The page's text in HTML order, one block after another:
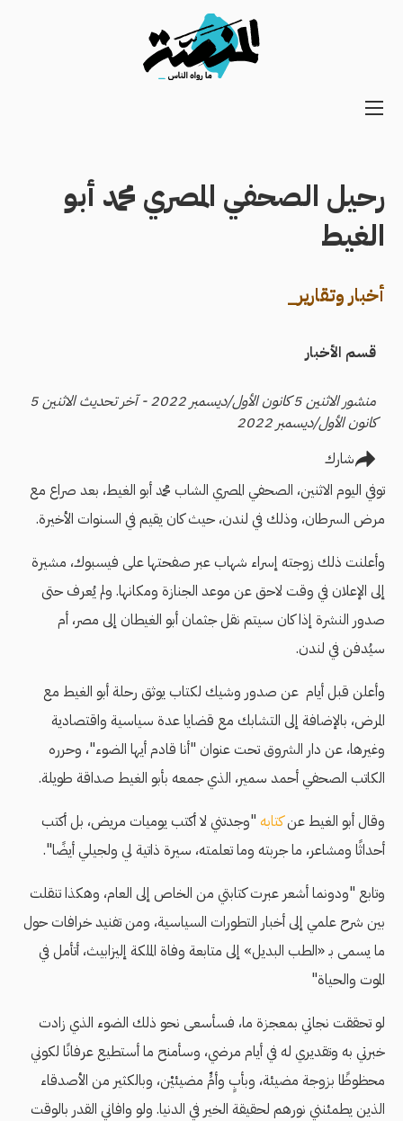
Main
Navigation
رحيل الصحفي المصري محمد أبو
الغيط
أخبار وتقارير_
قسم الأخبار
منشور الاثنين 5 كانون الأول/ديسمبر 2022 - آخر تحديث الاثنين 5
كانون الأول/ديسمبر 2022
شارك
توفي اليوم الاثنين، الصحفي المصري الشاب محمد أبو الغيط، بعد صراع مع
مرض السرطان، وذلك في لندن، حيث كان يقيم في السنوات الأخيرة.
وأعلنت ذلك زوجته إسراء شهاب عبر صفحتها على فيسبوك، مشيرة
إلى الإعلان في وقت لاحق عن موعد الجنازة ومكانها. ولم يُعرف حتى
صدور النشرة إذا كان سيتم نقل جثمان أبو الغيطان إلى مصر، أم
سيُدفن في لندن.
وأعلن قبل أيام عن صدور وشيك لكتاب يوثق رحلة أبو الغيط مع
المرض، بالإضافة إلى التشابك مع قضايا عدة سياسية واقتصادية
وغيرها، عن دار الشروق تحت عنوان "أنا قادم أيها الضوء"، وحرره
الكاتب الصحفي أحمد سمير، الذي جمعه بأبو الغيط صداقة طويلة.
وقال أبو الغيط عنكتابه "وجدتني لا أكتب يوميات مريض، بل أكتب
أحداثًا ومشاعر، ما جربته وما تعلمته، سيرة ذاتية لي ولجيلي أيضًا".
وتابع "ودونما أشعر عبرت كتابتي من الخاص إلى العام، وهكذا تنقلت
بين شرح علمي إلى أخبار التطورات السياسية، ومن تفنيد خرافات حول
ما يسمى بـ «الطب البديل» إلى متابعة وفاة الملكة إليزابيث، أتأمل في
الموت والحياة"
لو تحققت نجاتي بمعجزة ما، فسأسعى نحو ذلك الضوء الذي زادت
خبرتي به وتقديري له في أيام مرضي، وسأمنح ما أستطيع عرفانًا لكوني
محظوظًا بزوجة مضيئة، وبأبٍ وأمٍّ مضيئيْن، وبالكثير من الأصدقاء
الذين يطمئنني نورهم لحقيقة الخير في الدنيا. ولو وافاني القدر بالوقت